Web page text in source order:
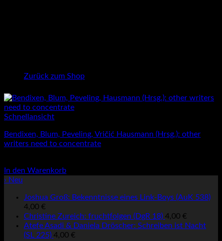
Zurück zum Shop
Schnellansicht
Bendixen, Blum, Peveling, Vričić Hausmann (Hrsg.): other
writers need to concentrate
In den Warenkorb
› Neu
Joshua Groß: Bekenntnisse eines Link-Boys (AuK 538)
4,00 €
Christine Zureich: fruchtfolgen (DgR 18) 4,00 €
Atefe Asadi & Daniela Dröscher: Schreiben ist Nacht
(SL 225) 4,00 €